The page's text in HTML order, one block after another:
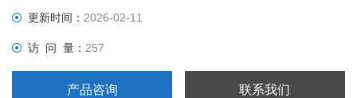
更新时间：2026-02-11
访 问 量：257
产品咨询 联系我们